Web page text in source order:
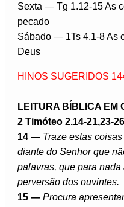
Sexta — Tg 1.12-15 As
pecado
Sábado — 1Ts 4.1-8 As
Deus
HINOS SUGERIDOS
LEITURA BÍBLICA EM
2 Timóteo 2.14-21,23-
14 — Traze estas
diante do Senhor que
palavras, que para
perversão dos ouvintes.
15 — Procura